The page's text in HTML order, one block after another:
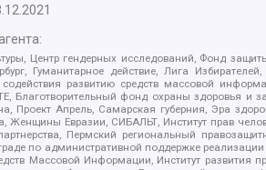
Центр гендерных исследований, Фонд
действие, Лига Избирателей,
развитию средств массовой
Благотворительный фонд охраны
Проект Апрель, Самарская губерния, Эра
Евразии, СИБАЛЬТ, Институт прав
Пермский региональный
по административной поддержке реализации
Массовой Информации, Институт развития